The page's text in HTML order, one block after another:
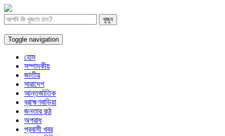
Toggle navigation
হোম
সম্পাদকীয়
জাতীয়
সারাদেশ
আন্তর্জাতিক
ব্রাহ্মণবাড়িয়া
জনতার কন্ঠ
অপরাধ
প্রবাসী খবর